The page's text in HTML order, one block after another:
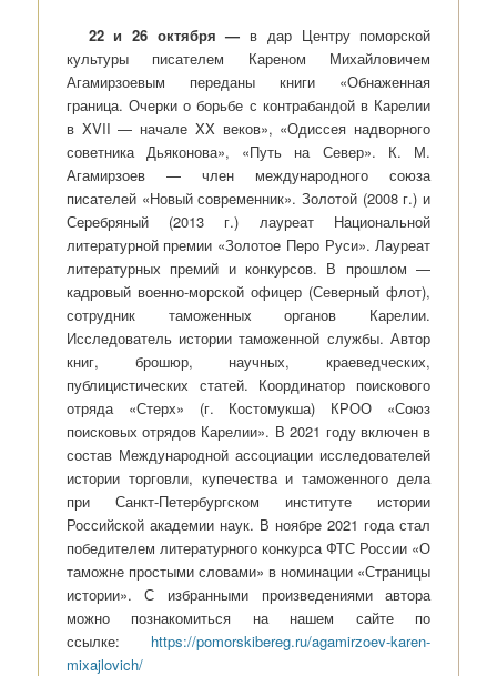
22 и 26 октября — в дар Центру поморской
культуры писателем Кареном Михайловичем
Агамирзоевым переданы книги «Обнаженная
граница. Очерки о борьбе с контрабандой в Карелии
в XVII — начале XX веков», «Одиссея надворного
советника Дьяконова», «Путь на Север». К. М.
Агамирзоев — член международного союза
писателей «Новый современник». Золотой (2008 г.) и
Серебряный (2013 г.) лауреат Национальной
литературной премии «Золотое Перо Руси». Лауреат
литературных премий и конкурсов. В прошлом —
кадровый военно-морской офицер (Северный флот),
сотрудник таможенных органов Карелии.
Исследователь истории таможенной службы. Автор
книг, брошюр, научных, краеведческих,
публицистических статей. Координатор поискового
отряда «Стерх» (г. Костомукша) КРОО «Союз
поисковых отрядов Карелии». В 2021 году включен в
состав Международной ассоциации исследователей
истории торговли, купечества и таможенного дела
при Санкт-Петербургском институте истории
Российской академии наук. В ноябре 2021 года стал
победителем литературного конкурса ФТС России «О
таможне простыми словами» в номинации «Страницы
истории». С избранными произведениями автора
можно познакомиться на нашем сайте по
ссылке: https://pomorskibereg.ru/agamirzoev-karen-
mixajlovich/